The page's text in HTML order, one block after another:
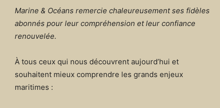
Marine & Océans remercie chaleureusement ses fidèles
abonnés pour leur compréhension et leur confiance
renouvelée.
À tous ceux qui nous découvrent aujourd’hui et
souhaitent mieux comprendre les grands enjeux
maritimes :